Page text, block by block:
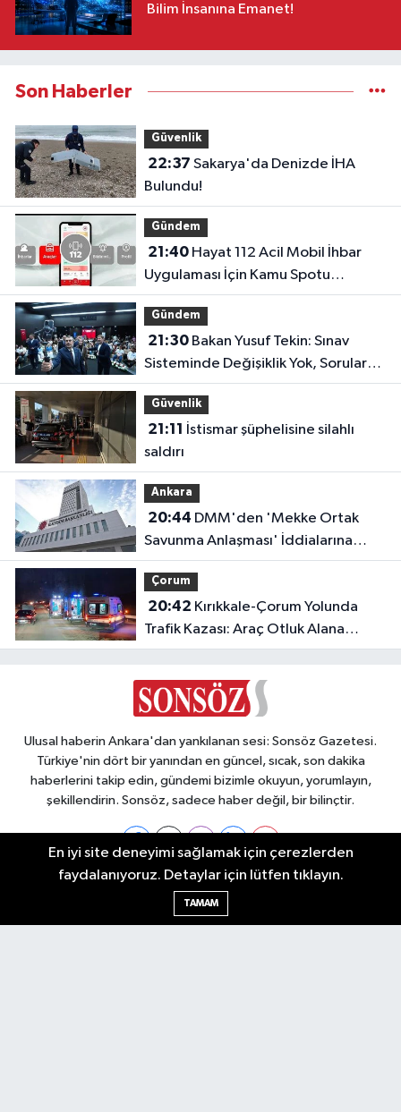
Bilim İnsanına Emanet!
Son Haberler
Güvenlik
22:37
Bulundu!
Gündem
21:40Hayat 112 Acil Mobil İhbar
Uygulaması İçin Kamu Spotu
Yayında!
Gündem
21:30Bakan Yusuf Tekin: Sınav
Sisteminde Değişiklik Yok, Sorular
Yeni Müfredata Uygun Olacak
Güvenlik
21:11
saldırı
Ankara
20:44
Savunma Anlaşması' İddialarına
Yalanlama
Çorum
20:42
Trafik Kazası: Araç Otluk Alana
Devrildi, Yaralılar Var!
Ulusal haberin Ankara'dan yankılanan sesi: Sonsöz Gazetesi.
Türkiye'nin dört bir yanından en güncel, sıcak, son dakika
haberlerini takip edin, gündemi bizimle okuyun, yorumlayın,
şekillendirin. Sonsöz, sadece haber değil, bir bilinçtir.
Ankara Nöbetçi Eczaneler
En iyi site deneyimi sağlamak için çerezlerden
faydalanıyoruz. Detaylar için lütfen tıklayın.
TAMAM